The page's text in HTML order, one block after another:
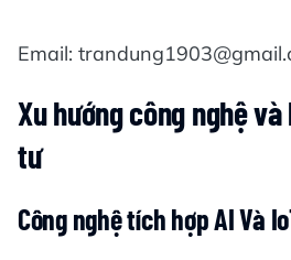
Email:
Xuhướng công nghệ
tư
Côngnghệ tích hợpAI Và